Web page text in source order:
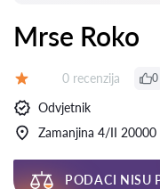
Mrse Roko
Recenzija:
0 recenzija 0
Odvjetnik
Zamanjina 4/II
PODACI NISU